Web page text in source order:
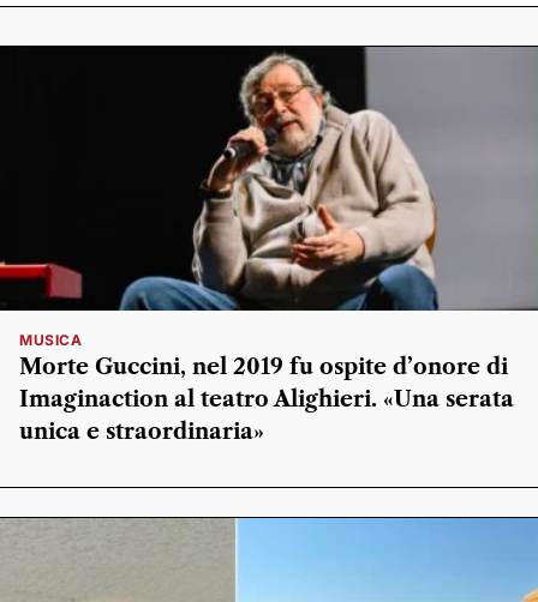
MUSICA
Morte Guccini, nel 2019 fu ospite d’onore di
Imaginaction al teatro Alighieri. «Una serata
unica e straordinaria»